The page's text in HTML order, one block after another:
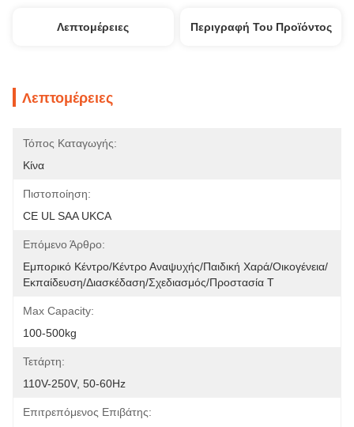
Λεπτομέρειες Περιγραφή Του Προϊόντος
Λεπτομέρειες
Τόπος Καταγωγής:
Κίνα
Πιστοποίηση:
CE UL SAA UKCA
Επόμενο Άρθρο:
Εμπορικό Κέντρο/κέντρο Αναψυχής/παιδική Χαρά/οικογένεια/
Εκπαίδευση/διασκέδαση/σχεδιασμός/προστασία Τ
Max Capacity:
100-500kg
Τετάρτη:
110V-250V, 50-60Hz
Επιτρεπόμενος Επιβάτης: